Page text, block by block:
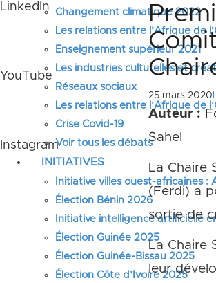
LinkedIn
YouTube
Instagram
Changement climatique 2022
Les relations entre l’Afrique de
Enseignement supérieur 2021
Les industries culturelles et
Réseaux sociaux
Les relations entre l’Afrique de
Crise Covid-19
Voir tous les débats
INITIATIVES
Initiative villes ouest-africaines :
Élection Bénin 2026
Initiative intelligence artificielle
Élection Guinée 2025
Élection Guinée-Bissau 2025
Élection Côte d’Ivoire 2025
25 mars 2020
Auteur :
Sahel
La Chaire
(Ferdi) a
sortie de
La Chaire
leur